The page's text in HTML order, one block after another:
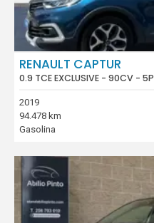
RENAULT CAPTUR
0.9 TCE EXCLUSIVE - 90CV - 5P
2019
94.478 km
Gasolina